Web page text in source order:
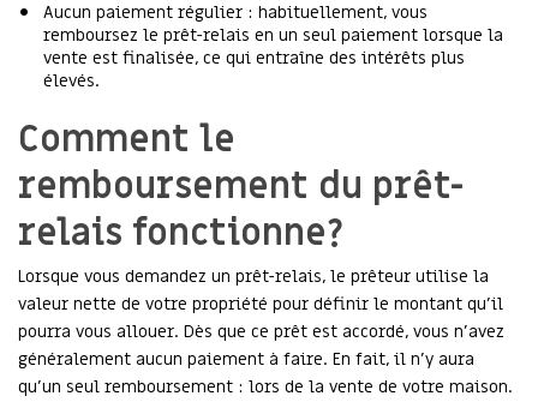
Aucun paiement régulier : habituellement, vous
remboursez le prêt-relais en un seul paiement lorsque la
vente est finalisée, ce qui entraîne des intérêts plus
élevés.
Comment le
remboursement du prêt-
relais fonctionne?
Lorsque vous demandez un prêt-relais, le prêteur utilise la
valeur nette de votre propriété pour définir le montant qu’il
pourra vous allouer. Dès que ce prêt est accordé, vous n’avez
généralement aucun paiement à faire. En fait, il n’y aura
qu’un seul remboursement : lors de la vente de votre maison.